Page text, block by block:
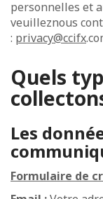
personnelles et
veuilleznous
: privacy@ccifx
Quels
Les
Formulaire de